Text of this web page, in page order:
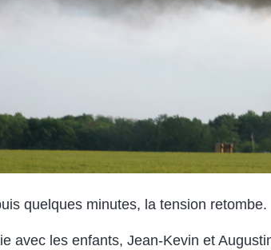
quelques minutes, la tension retombe.
avec les enfants, Jean-Kevin et